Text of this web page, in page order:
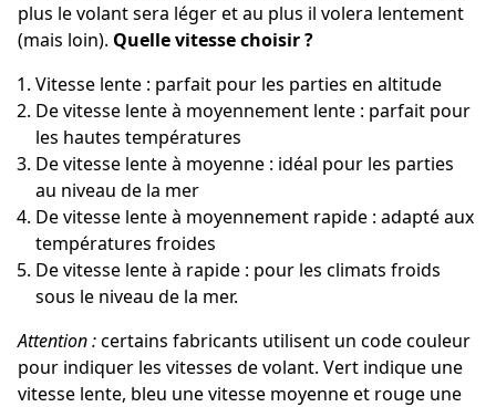
plus le volant sera léger et au plus il volera lentement
(mais loin). Quelle vitesse choisir ?
Vitesse lente : parfait pour les parties en altitude
De vitesse lente à moyennement lente : parfait pour
les hautes températures
De vitesse lente à moyenne : idéal pour les parties
au niveau de la mer
De vitesse lente à moyennement rapide : adapté aux
températures froides
De vitesse lente à rapide : pour les climats froids
sous le niveau de la mer.
Attention :certains fabricants utilisent un code couleur
pour indiquer les vitesses de volant. Vert indique une
vitesse lente, bleu une vitesse moyenne et rouge une